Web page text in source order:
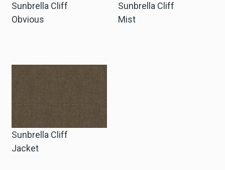
Sunbrella Cliff
Obvious
Sunbrella Cliff
Mist
Sunbrella Cliff
Jacket